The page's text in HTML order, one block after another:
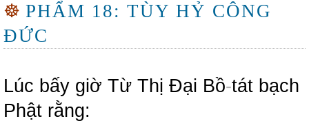
☸ PHẨM 18: TÙY HỶ CÔNG
ĐỨC
Lúc bấy giờ Từ Thị Đại Bồ-tát bạch
Phật rằng: